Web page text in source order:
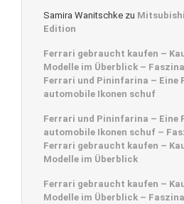
Samira Wanitschke zu Mitsubishi
Edition
Ferrari gebraucht kaufen –
Modelle im Überblick –
Ferrari und Pininfarina – Eine
automobile Ikonen schuf
Ferrari und Pininfarina – Eine
automobile Ikonen schuf –
Ferrari gebraucht kaufen –
Modelle im Überblick
Ferrari gebraucht kaufen –
Modelle im Überblick –